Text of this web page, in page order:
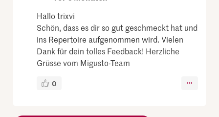
Hallo trixvi
Schön, dass es dir so gut geschmeckt hat und
ins Repertoire aufgenommen wird. Vielen
Dank für dein tolles Feedback! Herzliche
Grüsse vom Migusto-Team
0